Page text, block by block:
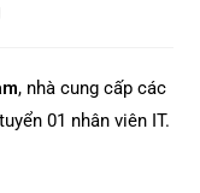
, nhà cung cấp các
01 nhân viên IT.